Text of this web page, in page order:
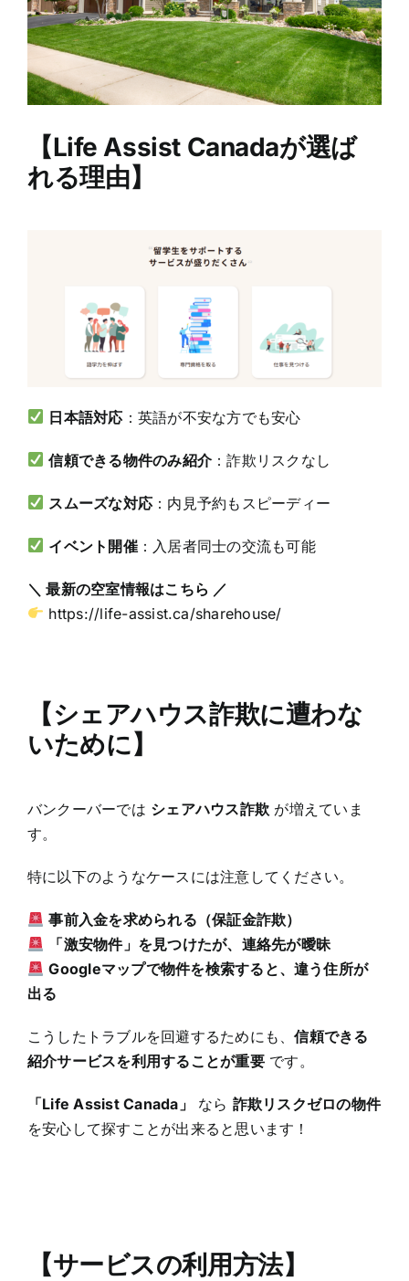
【Life Assist Canadaが選ば
れる理由】
日本語対応 ：英語が不安な方でも安心
信頼できる物件のみ紹介：詐欺リスクなし
スムーズな対応 ：内見予約もスピーディー
イベント開催：入居者同士の交流も可能
＼最新の空室情報はこちら ／
https://life-assist.ca/sharehouse/
【シェアハウス詐欺に遭わな
いために】
バンクーバーでは シェアハウス詐欺 が増えていま
す。
特に以下のようなケースには注意してください。
事前入金を求められる（保証金詐欺）
「激安物件」を見つけたが、連絡先が曖昧
Googleマップで物件を検索すると、違う住所が
出る
こうしたトラブルを回避するためにも、信頼できる
紹介サービスを利用することが重要です。
「Life Assist Canada 」 なら 詐欺リスクゼロの物件
を安心して探すことが出来ると思います！
【サービスの利用方法】